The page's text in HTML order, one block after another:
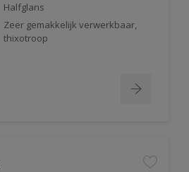
Halfglans
Zeer gemakkelijk verwerkbaar,
thixotroop